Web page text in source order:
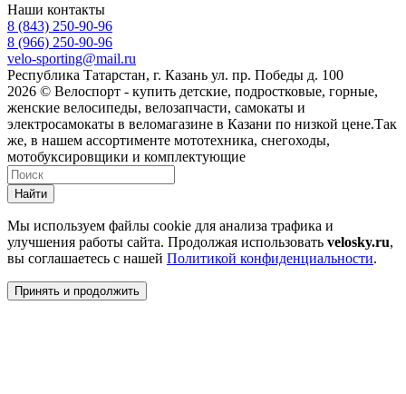
Наши контакты
8 (843) 250-90-96
8 (966) 250-90-96
velo-sporting@mail.ru
Республика Татарстан, г. Казань ул. пр. Победы д. 100
2026 © Велоспорт - купить детские, подростковые, горные,
женские велосипеды, велозапчасти, самокаты и
электросамокаты в веломагазине в Казани по низкой цене.Так
же, в нашем ассортименте мототехника, снегоходы,
мотобуксировщики и комплектующие
Найти
Мы используем файлы cookie для анализа трафика и
улучшения работы сайта. Продолжая использовать velosky.ru,
вы соглашаетесь с нашей Политикой конфиденциальности.
Принять и продолжить